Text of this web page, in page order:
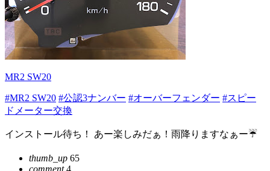
MR2 SW20
#MR2 SW20 #公認3ナンバー #オーバーフェンダー #スピー
ドメーター交換
インストール待ち！ あー楽しみだぁ！雨降りますなぁー☔️
thumb_up 65
comment4